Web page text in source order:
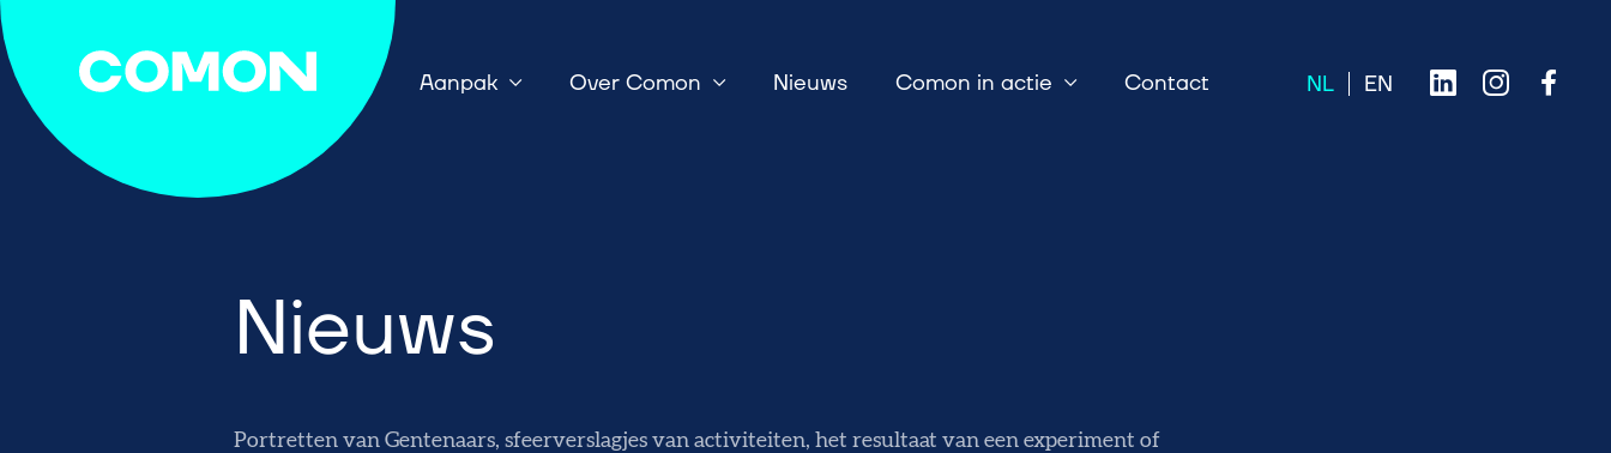
Aanpak Over Comon Nieuws Comon in actie Contact
Nieuws
Portretten van Gentenaars, sfeerverslagjes van activiteiten, het resultaat van een experiment of